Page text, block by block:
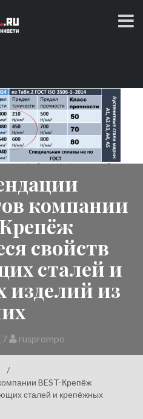
компании
свойств
сталей и
изделий из
rusprompo
/
BEST-Крепёж
сталей и крепёжных